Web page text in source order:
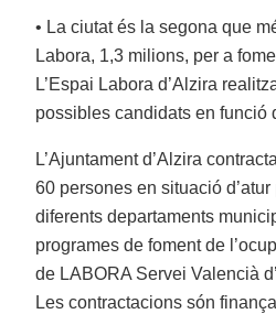
• La ciutat és la segona que
Labora, 1,3 milions, per a
L’Espai Labora d’Alzira
possibles candidats en funció
L’Ajuntament d’Alzira
60 persones en situació
diferents departaments
programes de foment de
de LABORA Servei Valencià
Les contractacions són